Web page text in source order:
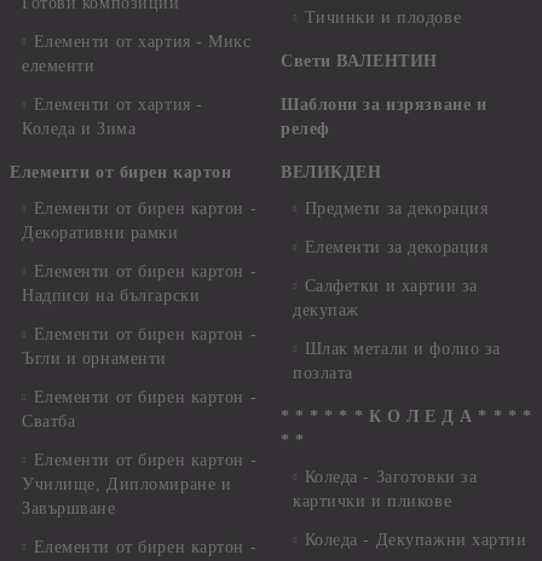
Елементи от хартия - Микс
елементи
Елементи от хартия -
Коледа и Зима
Елементи от бирен картон
Елементи от бирен картон -
Декоративни рамки
Елементи от бирен картон -
Надписи на български
Елементи от бирен картон -
Ъгли и орнаменти
Елементи от бирен картон -
Сватба
Елементи от бирен картон -
Училище, Дипломиране и
Завършване
Елементи от бирен картон -
Тичинки и плодове
Свети ВАЛЕНТИН
Шаблони за изрязване и
релеф
ВЕЛИКДЕН
Предмети за декорация
Елементи за декорация
Салфетки и хартии за
декупаж
Шлак метали и фолио за
позлата
* * * * * * К О Л Е Д А * * * *
* *
Коледа - Заготовки за
картички и пликове
Коледа - Декупажни хартии